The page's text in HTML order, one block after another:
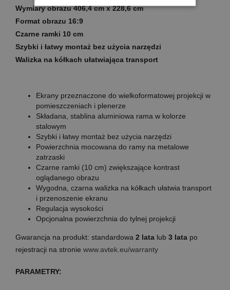
Wymiary obrazu406,4 cm x 228,6 cm
Format obrazu 16:9
Czarne ramki 10 cm
Szybki i łatwy montaż bez użycia narzędzi
Walizka na kółkach ułatwiająca transport
Ekrany przeznaczone do wielkoformatowej projekcji w
pomieszczeniach i plenerze
Składana, stablina aluminiowa rama w kolorze
stalowym
Szybki i łatwy montaż bez użycia narzędzi
Powierzchnia mocowana do ramy na metalowe
zatrzaski
Czarne ramki (10 cm) zwiększające kontrast
oglądanego obrazu
Wygodna, czarna walizka na kółkach ułatwia transport
i przenoszenie ekranu
Regulacja wysokości
Opcjonalna powierzchnia do tylnej projekcji
Gwarancja na produkt: standardowa 2 lata lub 3 lata po
rejestracji na stronie www.avtek.eu/warranty
PARAMETRY: